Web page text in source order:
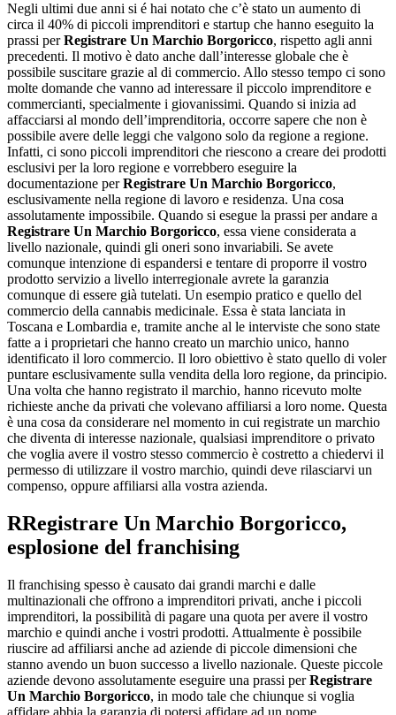
Negli ultimi due anni si é hai notato che c’è stato un aumento di
circa il 40% di piccoli imprenditori e startup che hanno eseguito la
prassi perRegistrare Un Marchio Borgoricco, rispetto agli anni
precedenti. Il motivo è dato anche dall’interesse globale che è
possibile suscitare grazie al di commercio. Allo stesso tempo ci sono
molte domande che vanno ad interessare il piccolo imprenditore e
commercianti, specialmente i giovanissimi. Quando si inizia ad
affacciarsi al mondo dell’imprenditoria, occorre sapere che non è
possibile avere delle leggi che valgono solo da regione a regione.
Infatti, ci sono piccoli imprenditori che riescono a creare dei prodotti
esclusivi per la loro regione e vorrebbero eseguire la
documentazione perRegistrare Un Marchio Borgoricco,
esclusivamente nella regione di lavoro e residenza. Una cosa
assolutamente impossibile. Quando si esegue la prassi per andare a
Registrare Un Marchio Borgoricco, essa viene considerata a
livello nazionale, quindi gli oneri sono invariabili. Se avete
comunque intenzione di espandersi e tentare di proporre il vostro
prodotto servizio a livello interregionale avrete la garanzia
comunque di essere già tutelati. Un esempio pratico e quello del
commercio della cannabis medicinale. Essa è stata lanciata in
Toscana e Lombardia e, tramite anche al le interviste che sono state
fatte a i proprietari che hanno creato un marchio unico, hanno
identificato il loro commercio. Il loro obiettivo è stato quello di voler
puntare esclusivamente sulla vendita della loro regione, da principio.
Una volta che hanno registrato il marchio, hanno ricevuto molte
richieste anche da privati che volevano affiliarsi a loro nome. Questa
è una cosa da considerare nel momento in cui registrate un marchio
che diventa di interesse nazionale, qualsiasi imprenditore o privato
che voglia avere il vostro stesso commercio è costretto a chiedervi il
permesso di utilizzare il vostro marchio, quindi deve rilasciarvi un
compenso, oppure affiliarsi alla vostra azienda.
RRegistrare Un Marchio Borgoricco,
esplosione del franchising
Il franchising spesso è causato dai grandi marchi e dalle
multinazionali che offrono a imprenditori privati, anche i piccoli
imprenditori, la possibilità di pagare una quota per avere il vostro
marchio e quindi anche i vostri prodotti. Attualmente è possibile
riuscire ad affiliarsi anche ad aziende di piccole dimensioni che
stanno avendo un buon successo a livello nazionale. Queste piccole
aziende devono assolutamente eseguire una prassi perRegistrare
Un Marchio Borgoricco, in modo tale che chiunque si voglia
affidare abbia la garanzia di potersi affidare ad un nome